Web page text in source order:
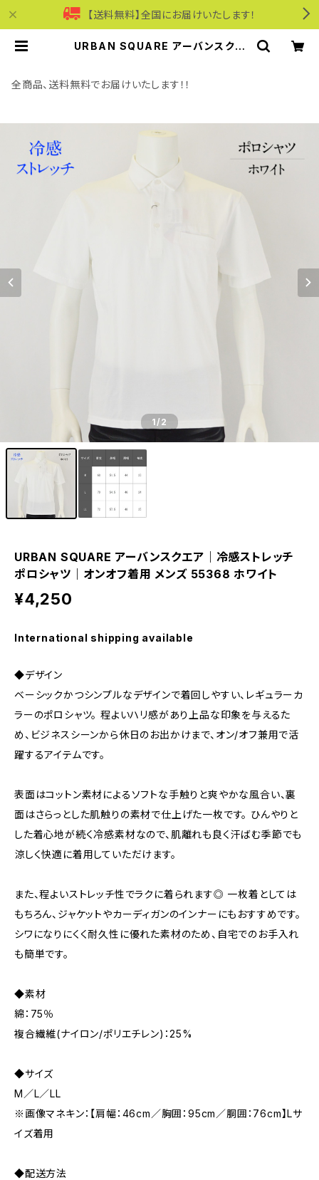
【送料無料】全国にお届けいたします！
URBAN SQUARE アーバンスクエ
モリワンワールドオンラインショップ
｜ビジネス・カジュアル
全商品、送料無料でお届けいたします！！
1/2
URBAN SQUARE アーバンスクエア｜冷感ストレッチ
ポロシャツ｜オンオフ着用 メンズ 55368 ホワイト
¥4,250
International shipping available
◆デザイン
ベーシックかつシンプルなデザインで着回しやすい、レギュラーカ
ラーのポロシャツ。 程よいハリ感があり上品な印象を与えるた
め、ビジネスシーンから休日のお出かけまで、オン/オフ兼用で活
躍するアイテムです。
表面はコットン素材によるソフトな手触りと爽やかな風合い、裏
面はさらっとした肌触りの素材で仕上げた一枚です。 ひんやりと
した着心地が続く冷感素材なので、肌離れも良く汗ばむ季節でも
涼しく快適に着用していただけます。
また、程よいストレッチ性でラクに着られます◎ 一枚着としては
もちろん、ジャケットやカーディガンのインナーにもおすすめです。
シワになりにくく耐久性に優れた素材のため、自宅でのお手入れ
も簡単です。
◆素材
綿：75％
複合繊維(ナイロン/ポリエチレン)：25%
◆サイズ
M／L／LL
※画像マネキン：【肩幅：46cm／胸囲：95cm／胴囲：76cm】Lサ
イズ着用
◆配送方法